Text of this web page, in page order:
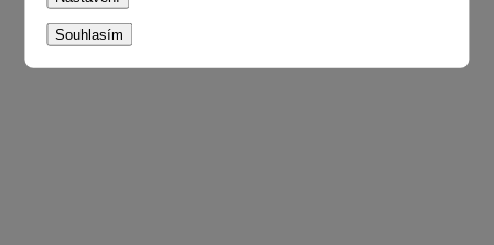
Souhlasím